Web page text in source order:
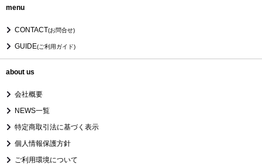
menu
CONTACT(お問合せ)
GUIDE(ご利用ガイド)
about us
会社概要
NEWS一覧
特定商取引法に基づく表示
個人情報保護方針
ご利用環境について